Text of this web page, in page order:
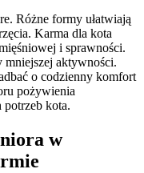
Różne formy ułatwiają
Karma dla kota
i sprawności.
mniejszej aktywności.
o codzienny komfort
pożywienia
potrzeb kota.
w